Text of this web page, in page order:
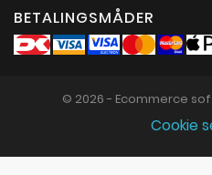
BETALINGSMÅDER
© 2026 - Ecommerce
Cookie